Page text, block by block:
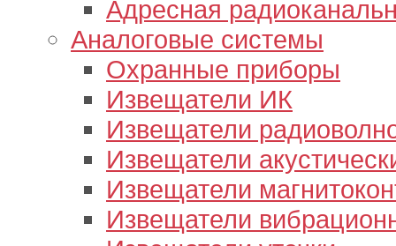
Адресная
Аналоговые системы
Охранные приборы
Извещатели ИК
Извещатели
Извещатели
Извещатели
Извещатели